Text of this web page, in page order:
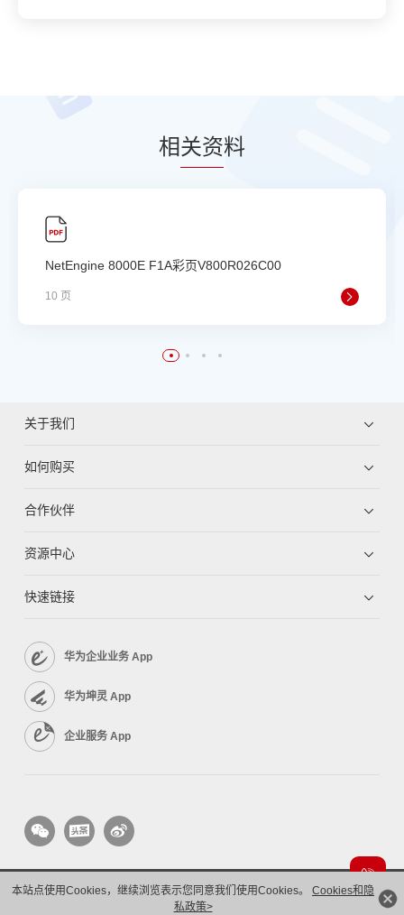
本站点使用Cookies，继续浏览表示您同意我们使用Cookies。 Cookies和隐
私政策>
相关资料
NetEngine 8000E F1A彩页V800R026C00
10 页
关于我们
如何购买
合作伙伴
资源中心
快速链接
华为企业业务 App
华为坤灵 App
企业服务 App
版权所有 © 华为技术有限公司 1998-2026。 保留一切权利。粤A2-20044005号
隐私保护
法律声明